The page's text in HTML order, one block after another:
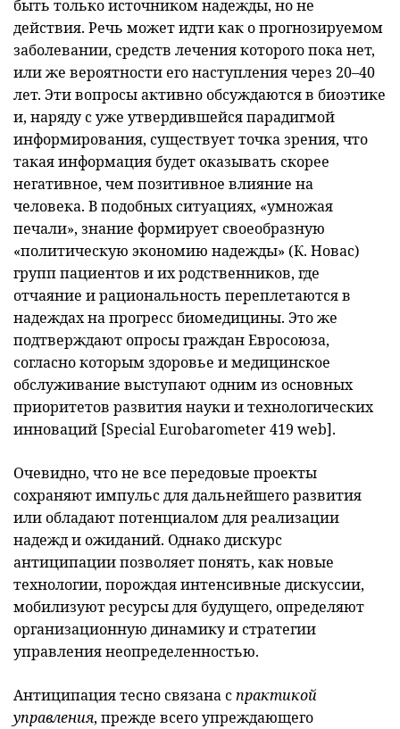
быть только источником надежды, но не
действия. Речь может идти как о прогнозируемом
заболевании, средств лечения которого пока нет,
или же вероятности его наступления через 20–40
лет. Эти вопросы активно обсуждаются в биоэтике
и, наряду с уже утвердившейся парадигмой
информирования, существует точка зрения, что
такая информация будет оказывать скорее
негативное, чем позитивное влияние на
человека. В подобных ситуациях, «умножая
печали», знание формирует своеобразную
«политическую экономию надежды» (К. Новас)
групп пациентов и их родственников, где
отчаяние и рациональность переплетаются в
надеждах на прогресс биомедицины. Это же
подтверждают опросы граждан Евросоюза,
согласно которым здоровье и медицинское
обслуживание выступают одним из основных
приоритетов развития науки и технологических
инноваций [Special Eurobarometer 419 web].
Очевидно, что не все передовые проекты
сохраняют импульс для дальнейшего развития
или обладают потенциалом для реализации
надежд и ожиданий. Однако дискурс
антиципации позволяет понять, как новые
технологии, порождая интенсивные дискуссии,
мобилизуют ресурсы для будущего, определяют
организационную динамику и стратегии
управления неопределенностью.
Антиципация тесно связана спрактикой
управления, прежде всего упреждающего